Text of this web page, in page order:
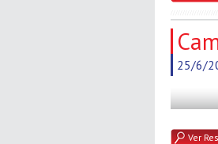
25/6/
Ver